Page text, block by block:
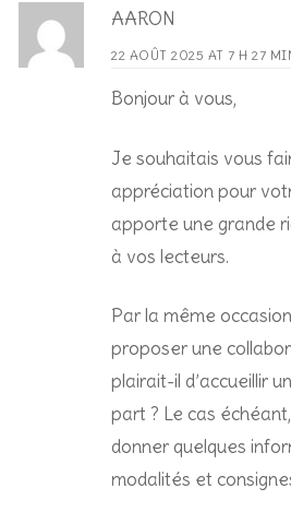
AARON
22 AOÛT 2025 AT 7 H 27
Bonjour à vous,
Je souhaitais vous
appréciation pour
apporte une grande
à vos lecteurs.
Par la même
proposer une
plairait-il d’accueillir
part ? Le cas
donner quelques
modalités et